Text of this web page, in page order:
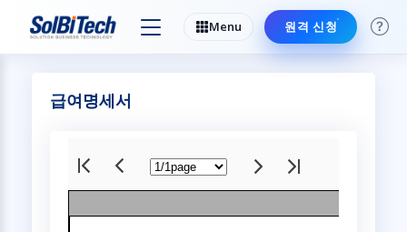
Menu 원격 신청
급여명세서